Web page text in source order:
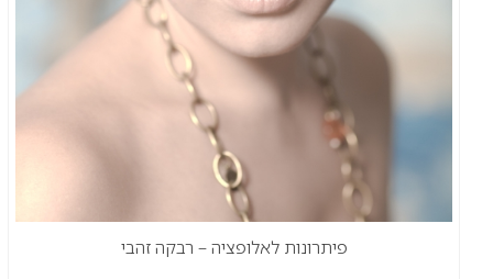
פיתרונות לאלופציה – רבקה זהבי